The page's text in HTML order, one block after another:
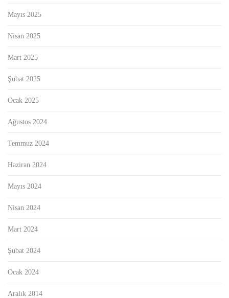
Mayıs 2025
Nisan 2025
Mart 2025
Şubat 2025
Ocak 2025
Ağustos 2024
Temmuz 2024
Haziran 2024
Mayıs 2024
Nisan 2024
Mart 2024
Şubat 2024
Ocak 2024
Aralık 2014